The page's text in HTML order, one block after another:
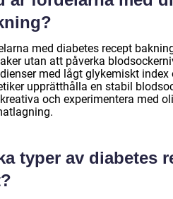
med diabetes recept
utan att påverka
med lågt glykemiskt index
upprätthålla en stabil
och experimentera med
typer av diabetes